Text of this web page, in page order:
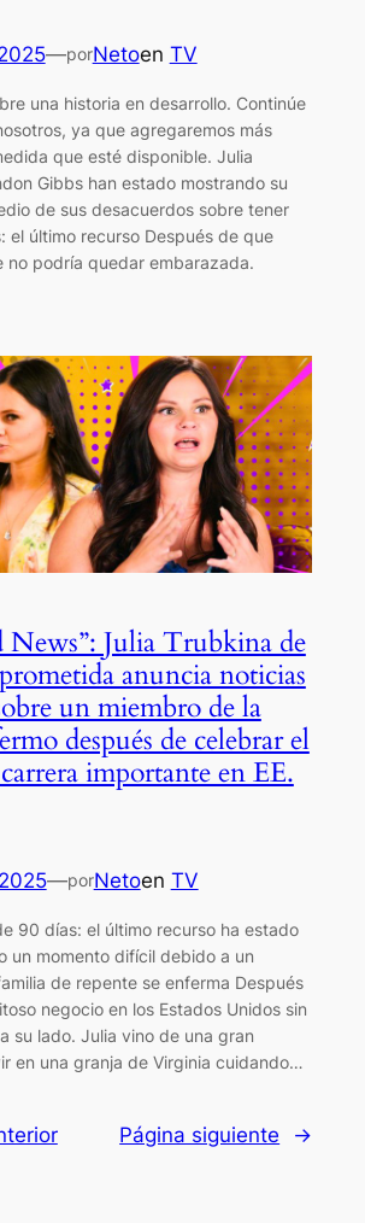
—porNetoen TV
una historia en desarrollo. Continúe
ya que agregaremos más
que esté disponible. Julia
Gibbs han estado mostrando su
de sus desacuerdos sobre tener
el último recurso Después de que
no podría quedar embarazada.
Julia Trubkina de
anuncia noticias
un miembro de la
después de celebrar el
importante en EE.
—porNetoen TV
90 días: el último recurso ha estado
un momento difícil debido a un
de repente se enferma Después
negocio en los Estados Unidos sin
su lado. Julia vino de una gran
en una granja de Virginia cuidando…
Página siguiente →